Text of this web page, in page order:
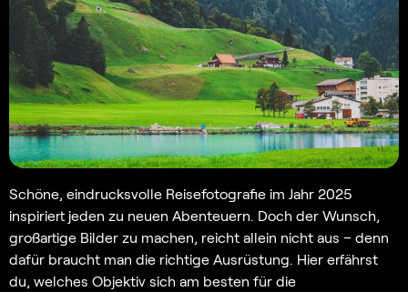
Schöne, eindrucksvolle Reisefotografie im Jahr 2025
inspiriert jeden zu neuen Abenteuern. Doch der Wunsch,
großartige Bilder zu machen, reicht allein nicht aus – denn
dafür braucht man die richtige Ausrüstung. Hier erfährst
du, welches Objektiv sich am besten für die